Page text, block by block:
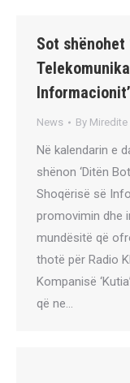
Sot shënohet
Informacionit’
News By Miredite
Në kalendarin e
shënon ‘Ditën
Shoqërisë së
promovimin dhe
mundësitë që
thotë për Radio
Kompanisë
që ne…